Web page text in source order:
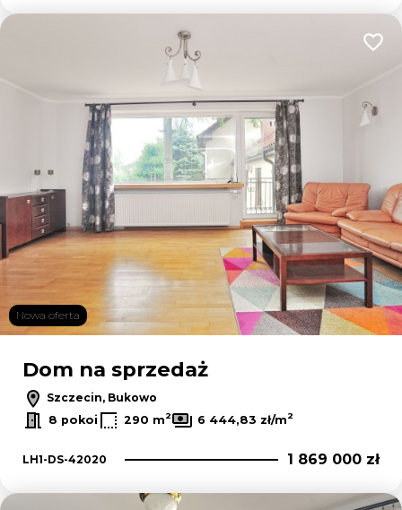
Nowa oferta
Dom na sprzedaż
Szczecin, Bukowo
8 pokoi
290 m2 6 444,83 zł/m2
LH1-DS-42020 1 869 000 zł